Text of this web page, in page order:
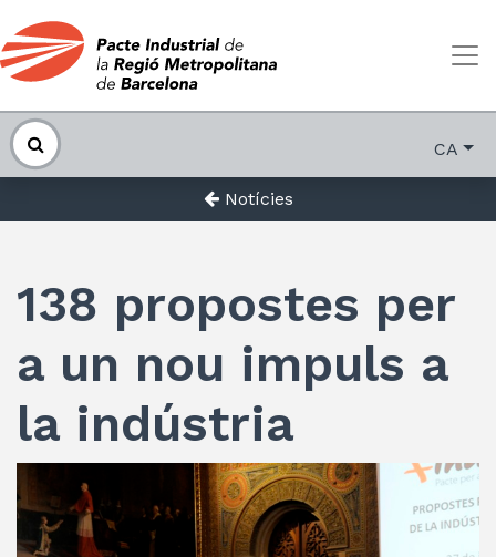
CA
Notícies
138 propostes per
a un nou impuls a
la indústria